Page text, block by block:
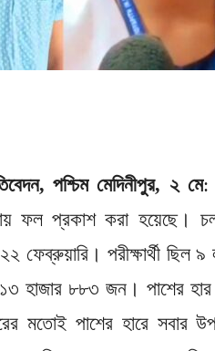
পশ্চিম মেদিনীপুর, ২ মে:
ফল প্রকাশ করা হয়েছে।
ফেব্রুয়ারি। পরীক্ষার্থী
১৩ হাজার ৮৮৩ জন। পাশের
মতোই পাশের হারে সবার